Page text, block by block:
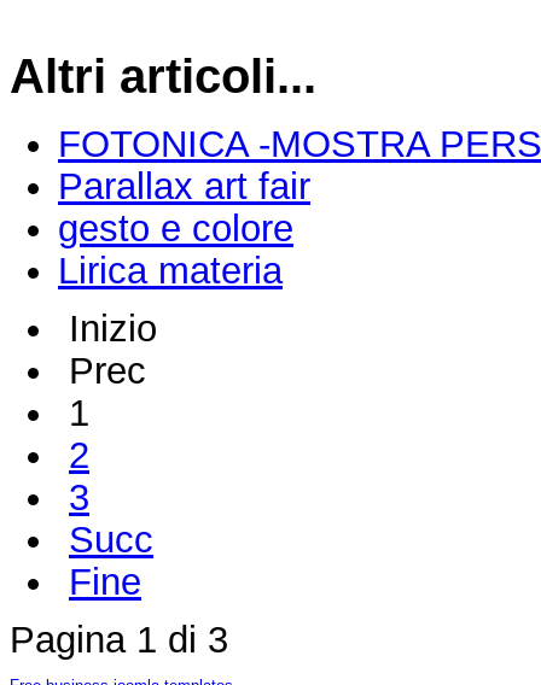
Altri articoli...
FOTONICA -MOSTRA
Parallax art fair
gesto e colore
Lirica materia
Inizio
Prec
1
2
3
Succ
Fine
Pagina 1 di 3